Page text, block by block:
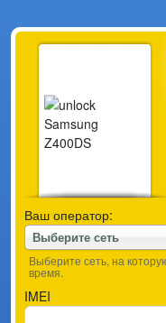
Ваш оператор:
Выберите сеть
Выберите сеть, на
время.
IMEI